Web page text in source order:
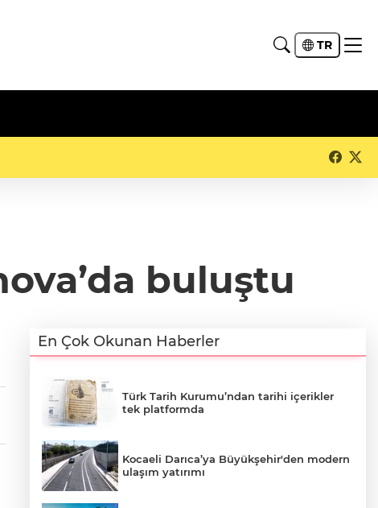
TR
buluştu
En Çok Okunan Haberler
Türk Tarih Kurumu’ndan tarihi içerikler
tek platformda
Kocaeli Darıca’ya Büyükşehir'den modern
ulaşım yatırımı